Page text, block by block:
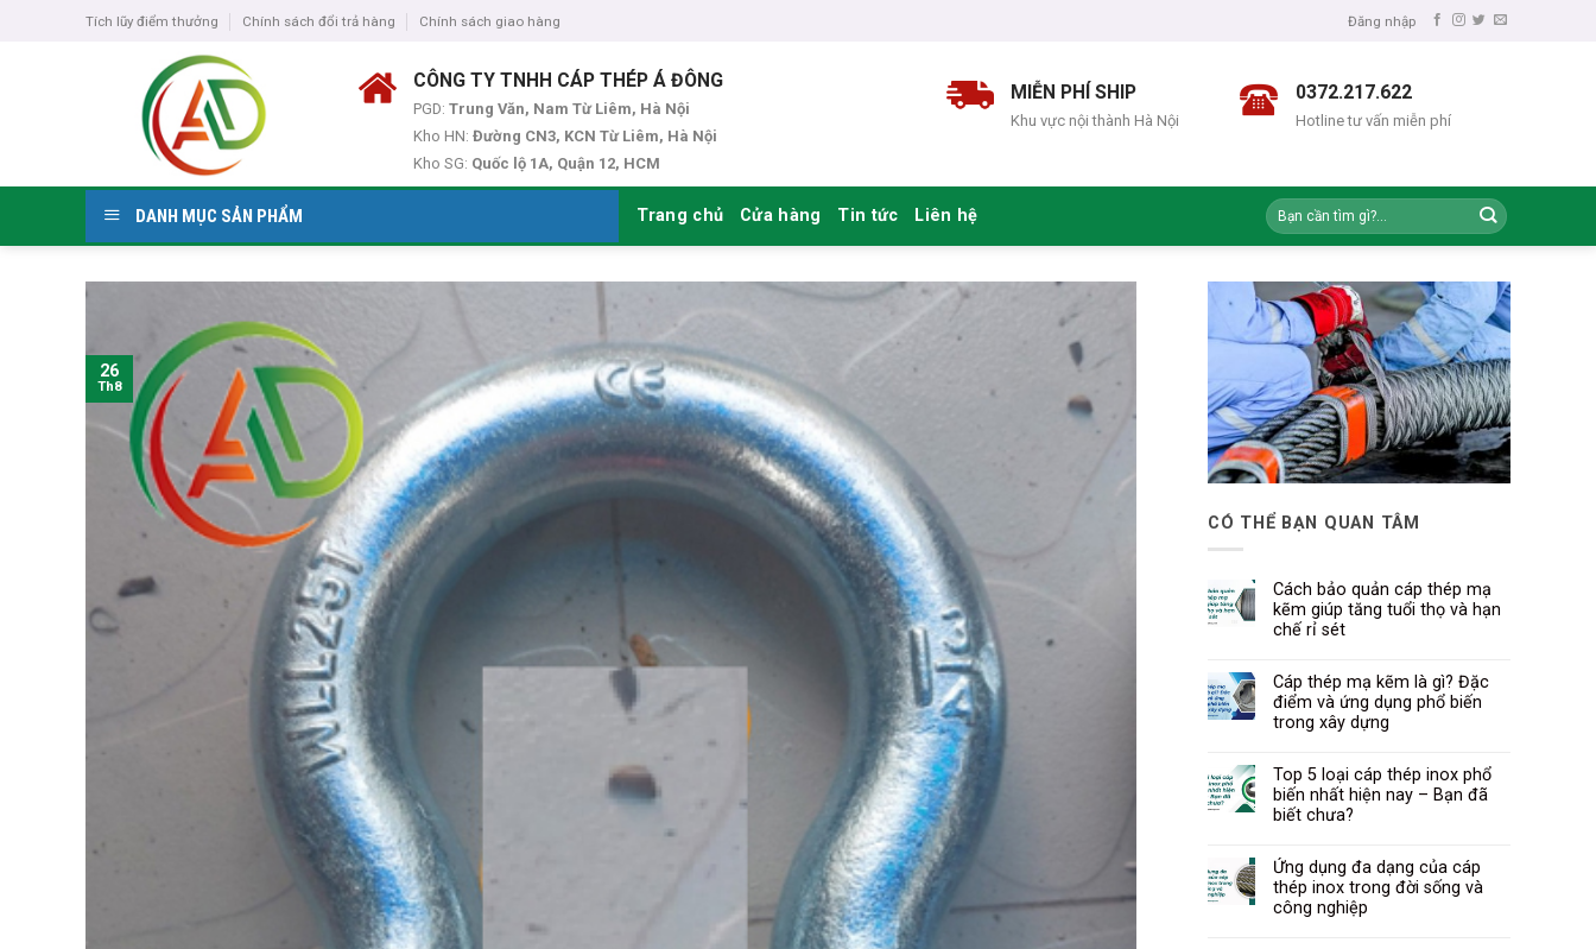
Tích lũy điểm thưởng Chính sách đổi trả hàng Chính sách giao hàng Đăng nhập
CÔNG TY TNHH CÁP THÉP Á ĐÔNG
PGD:Trung Văn, Nam Từ Liêm, Hà Nội
Kho HN:Đường CN3, KCN Từ Liêm, Hà Nội
Kho SG: Quốc lộ 1A, Quận 12, HCM
MIỄN PHÍ SHIP
Khu vực nội thành Hà Nội
0372.217.622
Hotline tư vấn miễn phí
DANH MỤC SẢN PHẨM Trang chủ Cửa hàng Tin tức Liên hệ
26
Th8
CÓ THỂ BẠN QUAN TÂM
Cách bảo quản cáp thép mạ
kẽm giúp tăng tuổi thọ và hạn
chế rỉ sét
Cáp thép mạ kẽm là gì? Đặc
điểm và ứng dụng phổ biến
trong xây dựng
Top 5 loại cáp thép inox phổ
biến nhất hiện nay – Bạn đã
biết chưa?
Ứng dụng đa dạng của cáp
thép inox trong đời sống và
công nghiệp